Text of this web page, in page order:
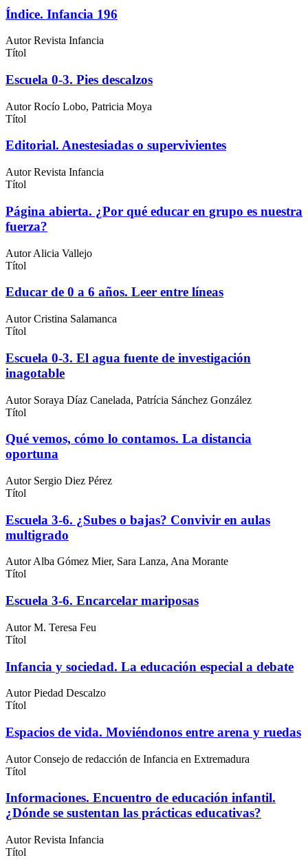
Índice. Infancia 196
Autor Revista Infancia
Títol
Escuela 0-3. Pies descalzos
Autor Rocío Lobo, Patricia Moya
Títol
Editorial. Anestesiadas o supervivientes
Autor Revista Infancia
Títol
Página abierta. ¿Por qué educar en grupo es nuestra
fuerza?
Autor Alicia Vallejo
Títol
Educar de 0 a 6 años. Leer entre líneas
Autor Cristina Salamanca
Títol
Escuela 0-3. El agua fuente de investigación
inagotable
Autor Soraya Díaz Canelada, Patrícia Sánchez González
Títol
Qué vemos, cómo lo contamos. La distancia
oportuna
Autor Sergio Diez Pérez
Títol
Escuela 3-6. ¿Subes o bajas? Convivir en aulas
multigrado
Autor Alba Gómez Mier, Sara Lanza, Ana Morante
Títol
Escuela 3-6. Encarcelar mariposas
Autor M. Teresa Feu
Títol
Infancia y sociedad. La educación especial a debate
Autor Piedad Descalzo
Títol
Espacios de vida. Moviéndonos entre arena y ruedas
Autor Consejo de redacción de Infancia en Extremadura
Títol
Informaciones. Encuentro de educación infantil.
¿Dónde se sustentan las prácticas educativas?
Autor Revista Infancia
Títol